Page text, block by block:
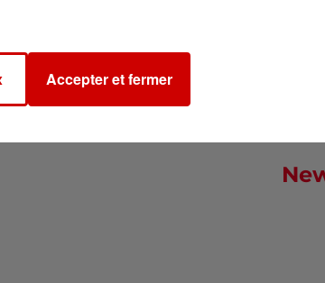
Accepter et fermer